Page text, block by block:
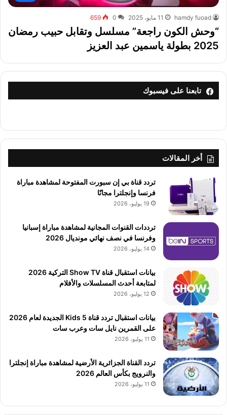
hamdy fuoad 11 مايو، 2025 0
659
“وحش الكون راجعة” مسلسل وتقابل حبيب رمضان
2025 بطولة ياسمين عبد العزيز
تابعنا على فيسبوك
أخر المقالات
تردد قناة بي إن سبورت المفتوحة لمشاهدة مباراة
فرنسا وإنجلترا مجانًا
19 يوليو، 2026
ترددات القنوات المجانية لمشاهدة مباراة إسبانيا
وفرنسا في نصف نهائي مونديال 2026
14 يوليو، 2026
بيانات استقبال قناة Show TV التركية 2026
لمتابعة أحدث المسلسلات والأفلام
12 يوليو، 2026
بيانات استقبال تردد قناة 5 Kids الجديدة لعام 2026
على القمرين نايل سات وعرب سات
11 يوليو، 2026
تردد القناة الجزائرية الأرضية لمشاهدة مباراة إنجلترا
والنرويج بكأس العالم 2026
11 يوليو، 2026